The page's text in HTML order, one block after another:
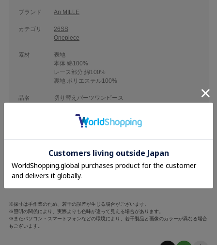
ブランド An MILLE
カテゴリ
26SS
Onepiece
素材
表地
本体 綿100%
レース部分 綿100%
裏地 ポリエステル100%
品名 切り替えパーツワンピース
ANT-196
F 126cm 9cm
※採寸は手作業のため、若干の誤差が生じる場合がございます。
※照明の関係により、実際よりも色味が違って見える場合があります。
※またパソコン・スマートフォンなどの環境により、若干製品と画像のカラーが異なる場合
もございます。